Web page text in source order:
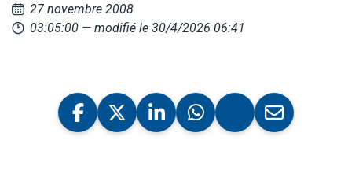
27 novembre 2008
03:05:00 — modifié le 30/4/2026 06:41